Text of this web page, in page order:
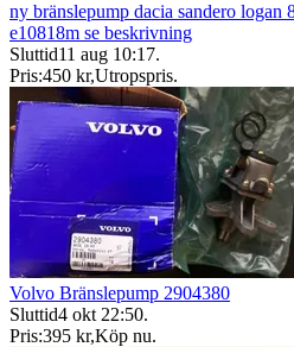
ny bränslepump dacia sandero logan
e10818m se beskrivning
Sluttid11 aug 10:17.
Pris:450 kr,Utropspris.
Volvo Bränslepump 2904380
Sluttid4 okt 22:50.
Pris:395 kr,Köp nu.